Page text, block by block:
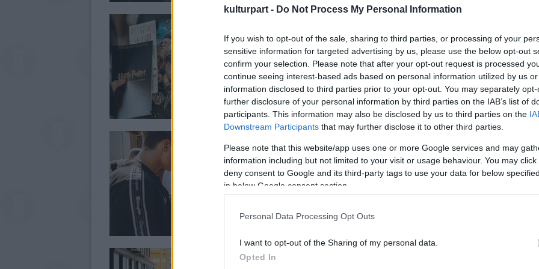
kulturpart - Do Not Process My Personal Information
If you wish to opt-out of the sale, sharing to third parties, or processing of your
sensitive information for targeted advertising by us, please use the below opt-out
confirm your selection. Please note that after your opt-out request is processed
continue seeing interest-based ads based on personal information utilized by us
information disclosed to third parties prior to your opt-out. You may separately
further disclosure of your personal information by third parties on the IAB’s list of
participants. This information may also be disclosed by us to third parties on the
Downstream Participants that may further disclose it to other third parties.
Please note that this website/app uses one or more Google services and may
information including but not limited to your visit or usage behaviour. You may
deny consent to Google and its third-party tags to use your data for below
in below Google consent section.
Personal Data Processing Opt Outs
I want to opt-out of the Sharing of my personal data.
Opted In
filmkoncert a Budafoki Dohnányi
Zenekarral
2025. 09. 03.|Kultúrpart
Varázslatos élmény várja a rajongókat novemberben: a
Harry Potter és a bölcsek köve™ teljes filmje óriásvásznon,
élő szimfonikus kísérettel tér vissza a magyar
közönséghez.
tovább
adta át az első SZIN-karszalagot
2025. 08. 27.|Kultúrpart
Szerda délben megnyíltak a Coca-Cola SZIN kapui, innentől
négy napon át tíz helyszínen, több mint 200 fellépő pörgeti